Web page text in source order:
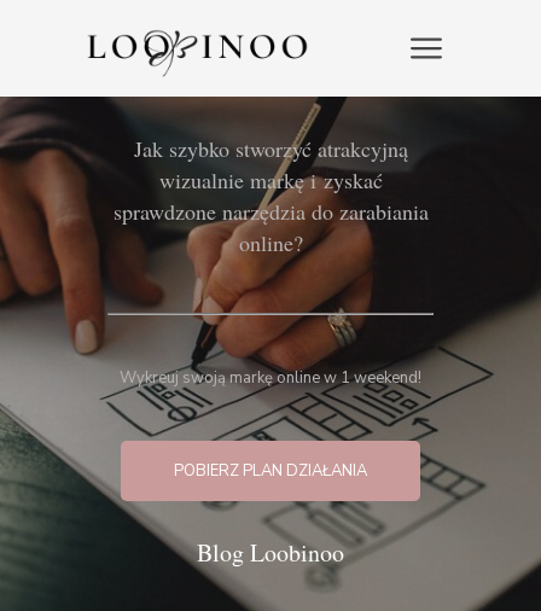
Blog Loobinoo
POBIERZ PLAN DZIAŁANIA
Jak szybko stworzyć atrakcyjną
wizualnie markę i zyskać
sprawdzone narzędzia do zarabiania
online?
Wykreuj swoją markę online w 1 weekend!